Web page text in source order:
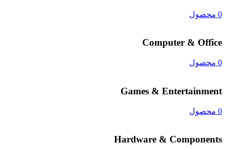
0 محصول
Computer & Office
0 محصول
Games & Entertainment
0 محصول
Hardware & Components